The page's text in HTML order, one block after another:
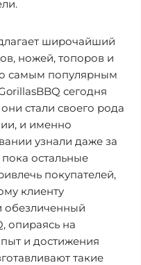
широчайший
ножей, топоров и
самым популярным
сегодня
стали своего рода
и именно
узнали даже за
остальные
покупателей,
клиенту
обезличенный
опираясь на
и достижения
такие